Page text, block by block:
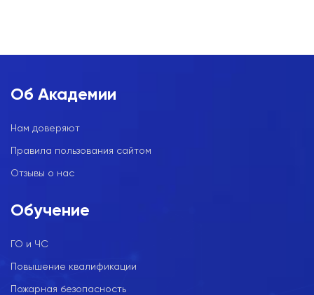
Об Академии
Нам доверяют
Правила пользования сайтом
Отзывы о нас
Обучение
ГО и ЧС
Повышение квалификации
Пожарная безопасность